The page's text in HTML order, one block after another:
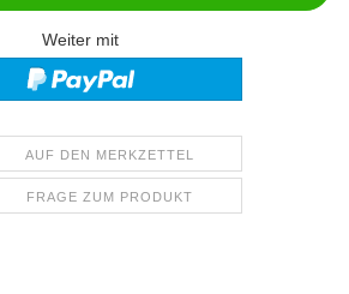
Weiter mit
AUF DEN MERKZETTEL
FRAGE ZUM PRODUKT